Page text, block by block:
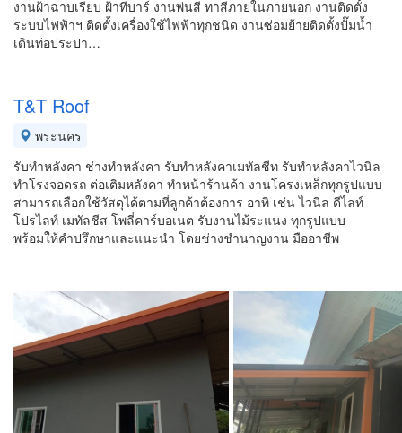
งานฝ้าฉาบเรียบ ฝ้าทีบาร์ งานพ่นสี ทาสีภายในภายนอก งานติดตั้ง
ระบบไฟฟ้า​ฯ ติดตั้งเครื่องใช้ไฟฟ้าทุกชนิด​ งานซ่อมย้ายติดตั้งปั๊มน้ำ
เดินท่อประปา​…
T&T Roof
พระนคร
รับทำหลังคา ช่างทำหลังคา รับทำหลังคาเมทัลชีท รับทำหลังคาไวนิล
ทำโรงจอดรถ ต่อเติมหลังคา ทำหน้าร้านค้า งานโครงเหล็กทุกรูปแบบ
สามารถเลือกใช้วัสดุได้ตามที่ลูกค้าต้องการ อาทิ เช่น ไวนิล ดีไลท์
โปรไลท์ เมทัลชีส โพลี่คาร์บอเนต รับงานไม้ระแนง ทุกรูปแบบ
พร้อมให้คำปรึกษาและแนะนำ โดยช่างชำนาญงาน มืออาชีพ